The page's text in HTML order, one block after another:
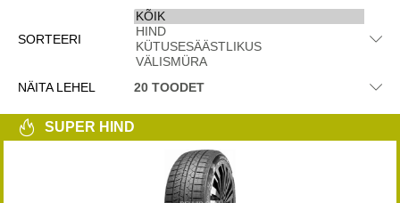
SORTEERI
NÄITA LEHEL
SUPER HIND